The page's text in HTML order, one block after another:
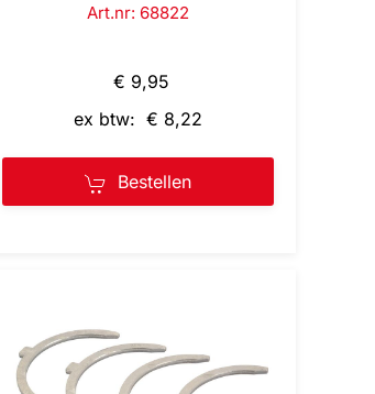
Art.nr: 68822
€ 9,95
ex btw: € 8,22
Bestellen